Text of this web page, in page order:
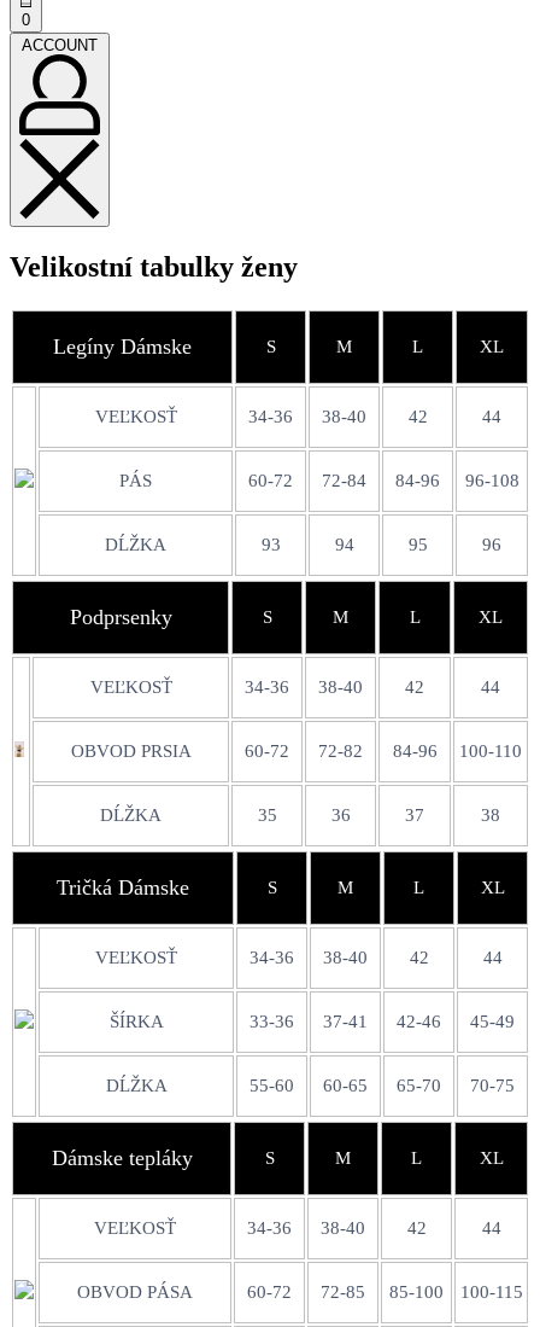
0
ACCOUNT
Velikostní tabulky ženy
Legíny Dámske S M L XL
VEĽKOSŤ 34-36 38-40 42 44
PÁS 60-72 72-84 84-96 96-108
DĹŽKA 93 94 95 96
Podprsenky S M L XL
VEĽKOSŤ 34-36 38-40 42 44
OBVOD PRSIA 60-72 72-82 84-96 100-110
DĹŽKA 35 36 37 38
Tričká Dámske S M L XL
VEĽKOSŤ 34-36 38-40 42 44
ŠÍRKA 33-36 37-41 42-46 45-49
DĹŽKA 55-60 60-65 65-70 70-75
Dámske tepláky S M L XL
VEĽKOSŤ 34-36 38-40 42 44
OBVOD PÁSA 60-72 72-85 85-100 100-115